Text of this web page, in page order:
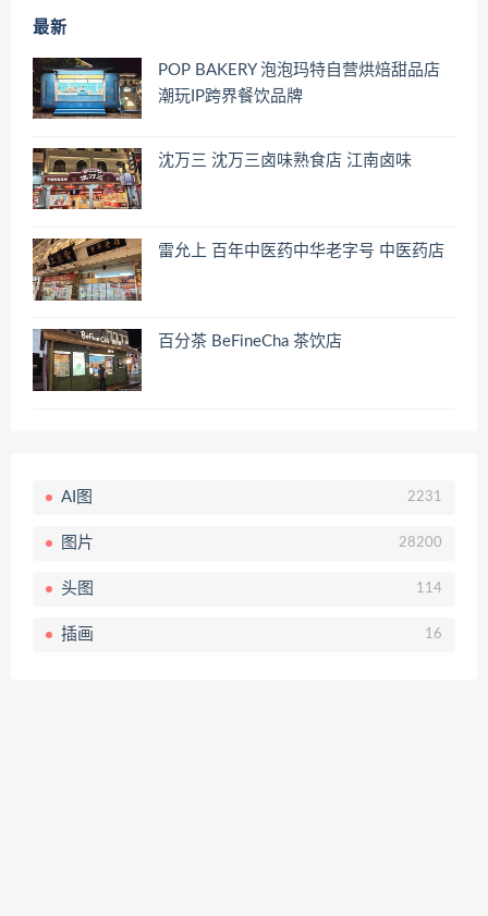
最新
POP BAKERY 泡泡玛特自营烘焙甜品店
潮玩IP跨界餐饮品牌
沈万三 沈万三卤味熟食店 江南卤味
雷允上 百年中医药中华老字号 中医药店
百分茶 BeFineCha 茶饮店
AI图 2231
图片 28200
头图 114
插画 16